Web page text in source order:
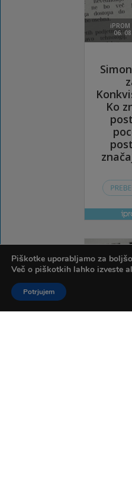
Piškotke uporabljamo za
Več o piškotkih lahko izveste
Potrjujem